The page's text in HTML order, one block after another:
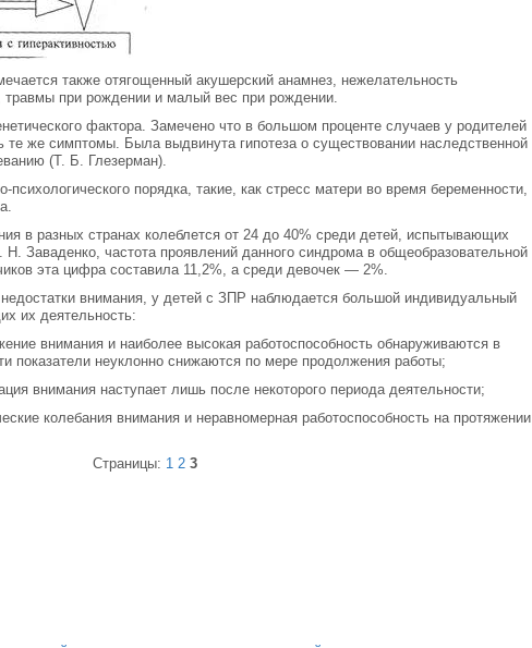
также отягощенный акушерский анамнез, нежелательность
травмы при рождении и малый вес при рождении.
фактора. Замечено что в большом проценте случаев у родителей
же симптомы. Была выдвинута гипотеза о существовании наследственной
(Т. Б. Глезерман).
порядка, такие, как стресс матери во время беременности,
в разных странах колеблется от 24 до 40% среди детей, испытывающих
Заваденко, частота проявлений данного синдрома в общеобразовательной
эта цифра составила 11,2%, а среди девочек — 2%.
внимания, у детей с ЗПР наблюдается большой индивидуальный
их деятельность:
внимания и наиболее высокая работоспособность обнаруживаются в
показатели неуклонно снижаются по мере продолжения работы;
внимания наступает лишь после некоторого периода деятельности;
колебания внимания и неравномерная работоспособность на протяжении
Страницы: 1 2 3